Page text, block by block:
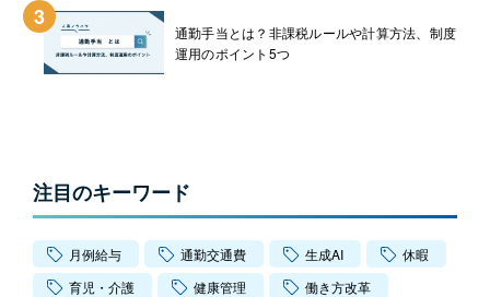
3
通勤手当とは？非課税ルールや計算方法、制度
運用のポイント5つ
注目のキーワード
月例給与 通勤交通費 生成AI
休暇
育児・介護
健康管理
働き方改革